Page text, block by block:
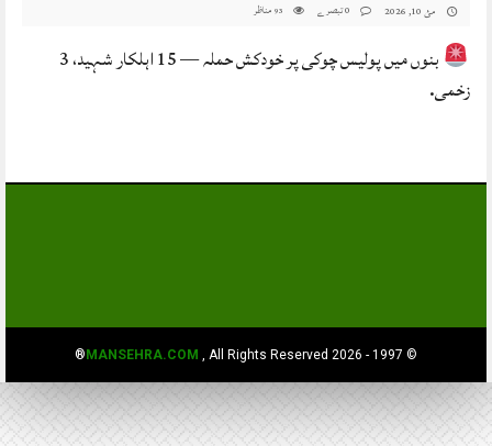
مئ 10, 2026 93 مناظر
بنوں میں پولیس چوکی پر خودکش حملہ — 15 اہلکار شہید، 3
زخمی.
© 1997 - 2026
MANSEHRA.COM , All Rights Reserved®